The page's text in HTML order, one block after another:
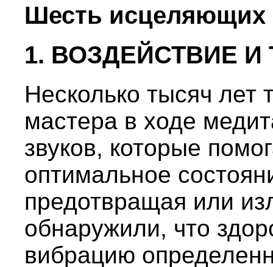
Шесть исцеляющих
1. ВОЗДЕЙСТВИЕ И
Несколько тысяч лет
мастера в ходе
звуков, которые
оптимальное
предотвращая или
обнаружили, что
вибрацию